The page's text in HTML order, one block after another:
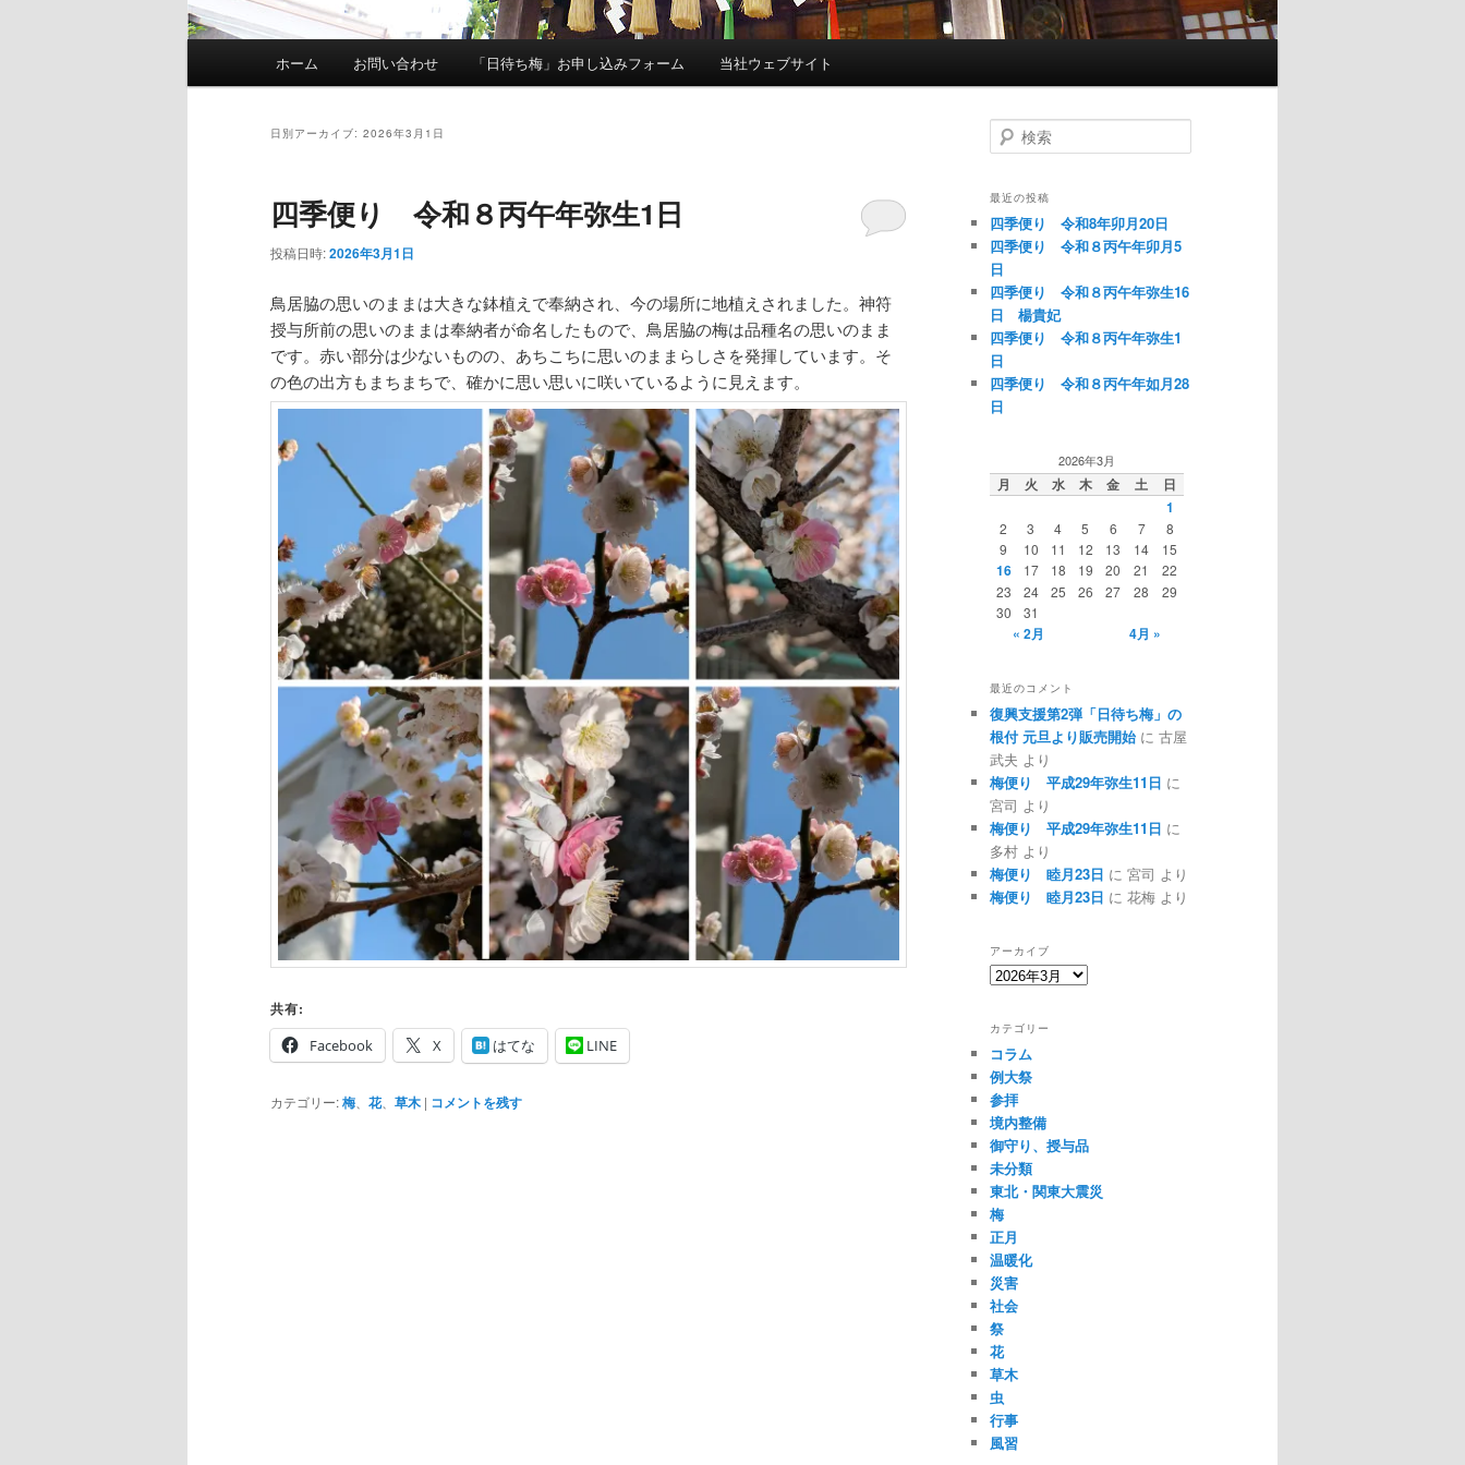
ホーム お問い合わせ 「日待ち梅」お申し込みフォーム 当社ウェブサイト
日別アーカイブ: 2026年3月1日
四季便り 令和８丙午年弥生1日
投稿日時:2026年3月1日
鳥居脇の思いのままは大きな鉢植えで奉納され、今の場所に地植えされました。神符
授与所前の思いのままは奉納者が命名したもので、鳥居脇の梅は品種名の思いのまま
です。赤い部分は少ないものの、あちこちに思いのままらしさを発揮しています。そ
の色の出方もまちまちで、確かに思い思いに咲いているように見えます。
共有:
Facebook
X はてな LINE
カテゴリー:梅 花、 草木 | コメントを残す
検
索
最近の投稿
四季便り 令和8年卯月20日
四季便り 令和８丙午年卯月5
日
四季便り 令和８丙午年弥生16
日 楊貴妃
四季便り 令和８丙午年弥生1
日
四季便り 令和８丙午年如月28
日
2026年3月
月 火 水 木 金 土
日
1
2 3 4 5 6 7
8
9
10 11 12 13 14 15
16 17 18 19 20 21
22
23
24 25 26 27 28
29
30
31
« 2月 4月 »
最近のコメント
復興支援第2弾「日待ち梅」の
根付 元旦より販売開始 に 古屋
武夫 より
梅便り 平成29年弥生11日 に
宮司 より
梅便り 平成29年弥生11日 に
多村 より
梅便り 睦月23日 に 宮司 より
梅便り 睦月23日 に 花梅 より
アーカイブ
ア
イ
ブ
カテゴリー
コラム
例大祭
参拝
境内整備
御守り、授与品
未分類
東北・関東大震災
梅
正月
温暖化
災害
社会
祭
花
草木
虫
行事
風習